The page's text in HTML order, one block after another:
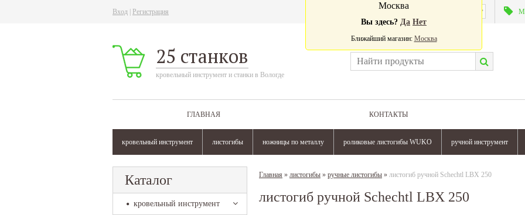
Вход Регистрация
25 станков
кровельный инструмент и станки в Вологде
ГЛАВНАЯ КОНТАКТЫ
кровельный инструмент листогибы ножницы по металлу роликовые листогибы WUKO ручной инструмент
Москва
Вы здесь? Да Нет
Ближайший магазин: Москва
Каталог
кровельный инструмент
Главная » листогибы » ручные листогибы » листогиб ручной Schechtl LBX 250
листогиб ручной Schechtl LBX 250